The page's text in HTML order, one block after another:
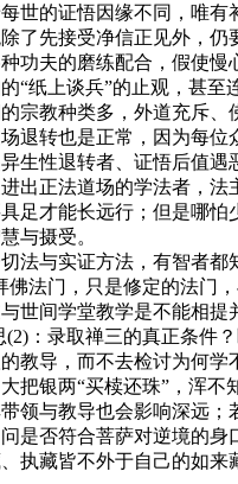
世的证悟因缘不同，唯
了先接受净信正见外，
功夫的磨练配合，假使
“纸上谈兵”的止观，甚
宗教种类多，外道充斥
退转也是正常，因为每
生性退转者、证悟后值
出正法道场的学法者，
足才能长远行；但是哪
与摄受。
法与实证方法，有智者
法门，只是修定的法门
世间学堂教学是不能相
：录取禅三的真正条件
教导，而不去检讨为何
把银两“买椟还珠”，浑
领与教导也会影响深远
是否符合菩萨对逆境的
执藏皆不外于自己的如